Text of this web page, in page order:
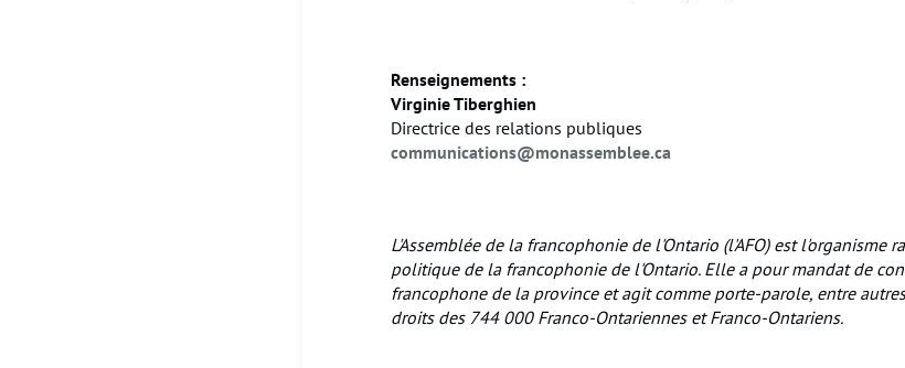
Renseignements :
Virginie Tiberghien
Directrice des relations publiques
communications@monassemblee.ca
L'Assemblée de la francophonie de l'Ontario (l'AFO) est l'organisme
politique de la francophonie de l'Ontario. Elle a pour mandat de
francophone de la province et agit comme porte-parole, entre
droits des 744 000 Franco-Ontariennes et Franco-Ontariens.